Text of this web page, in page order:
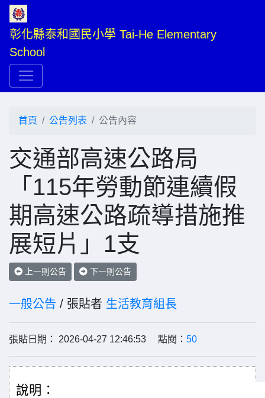
彰化縣泰和國民小學 Tai-He Elementary
School
首頁 公告列表 公告內容
交通部高速公路局
「115年勞動節連續假
期高速公路疏導措施推
展短片」1支
上一則公告 下一則公告
一般公告 / 張貼者 生活教育組長
張貼日期： 2026-04-27 12:46:53 點閱： 50
說明：